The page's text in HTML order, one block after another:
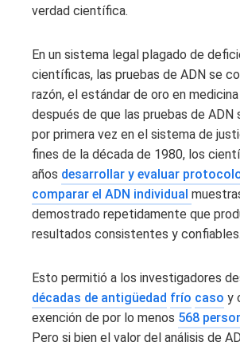
verdad científica.
En un sistema legal plagado de
científicas, las pruebas de ADN se
razón, el estándar de oro en
después de que las pruebas de ADN
por primera vez en el sistema de
fines de la década de 1980, los
años desarrollar y evaluar
comparar el ADN individual
demostrado repetidamente que
resultados consistentes y confiables.
Esto permitió a los investigadores
décadas de antigüedad frío caso y
exención de por lo menos 568
Pero si bien el valor del análisis de